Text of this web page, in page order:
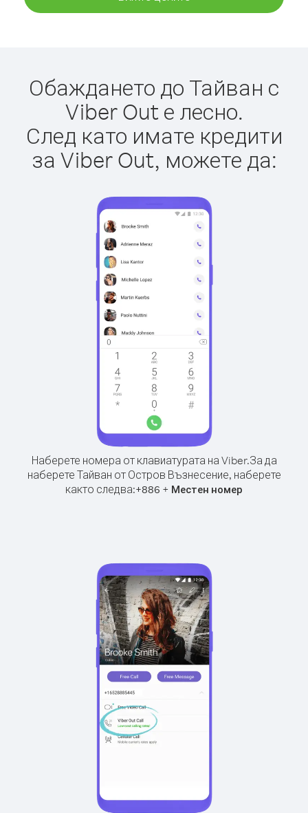
Обаждането до Тайван с
Viber Out е лесно.
След като имате кредити
за Viber Out, можете да:
Наберете номера от клавиатурата на Viber.За да
наберете Тайван от Остров Възнесение, наберете
както следва:+886 + Местен номер